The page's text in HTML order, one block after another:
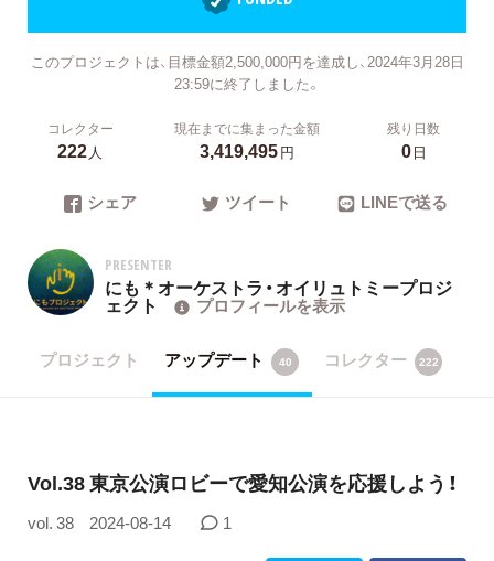
このプロジェクトは、目標金額2,500,000円を達成し、2024年3月28日
23:59に終了しました。
コレクター
222人
現在までに集まった金額
3,419,495円
残り日数
0日
シェア ツイート LINEで送る
PRESENTER
にも＊オーケストラ・オイリュトミープロジ
ェクト プロフィールを表示
プロジェクト アップデート 40 コレクター 222
Vol.38 東京公演ロビーで愛知公演を応援しよう！
vol. 38 2024-08-14 1